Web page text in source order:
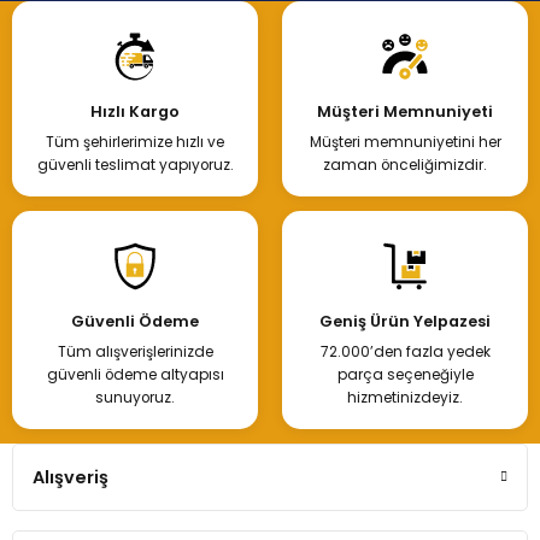
Hızlı Kargo
Tüm şehirlerimize hızlı ve
güvenli teslimat yapıyoruz.
Müşteri Memnuniyeti
Müşteri memnuniyetini her
zaman önceliğimizdir.
Güvenli Ödeme
Tüm alışverişlerinizde
güvenli ödeme altyapısı
sunuyoruz.
Geniş Ürün Yelpazesi
72.000’den fazla yedek
parça seçeneğiyle
hizmetinizdeyiz.
Alışveriş